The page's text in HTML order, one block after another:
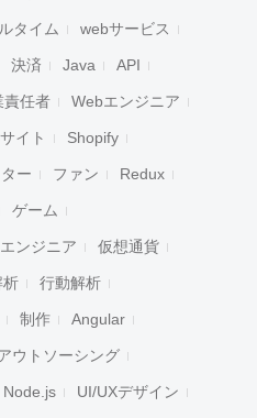
タイム webサービス
決済 Java API
責任者 Webエンジニア
イト Shopify
ー ファン Redux
ゲーム
ンジニア 仮想通貨
析 行動解析
制作 Angular
ウトソーシング
Node.js UI/UXデザイン